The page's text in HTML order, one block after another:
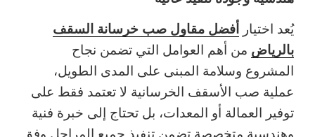
يُعد اختيار أفضل مقاول صب خرسانة السقف
بالرياض من أهم العوامل التي تضمن نجاح
المشروع وسلامة المبنى على المدى الطويل،
عملية صب الأسقف الخرسانية لا تعتمد فقط على
توفير العمالة أو المعدات، بل تحتاج إلى خبرة فنية
وهندسية متخصصة تضمن تنفيذ جميع المراحل وفق